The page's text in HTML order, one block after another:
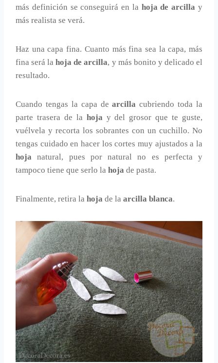
más definición se conseguirá en la hoja de arcilla y
más realista se verá.
Haz una capa fina. Cuanto más fina sea la capa, más
fina será lahoja de arcilla, y más bonito y delicado el
resultado.
Cuando tengas la capa dearcilla cubriendo toda la
parte trasera de la hoja y del grosor que te guste,
vuélvela y recorta los sobrantes con un cuchillo. No
tengas cuidado en hacer los cortes muy ajustados a la
hoja natural, pues por natural no es perfecta y
tampoco tiene que serlo la hoja de pasta.
Finalmente, retira la hoja de la arcilla blanca.